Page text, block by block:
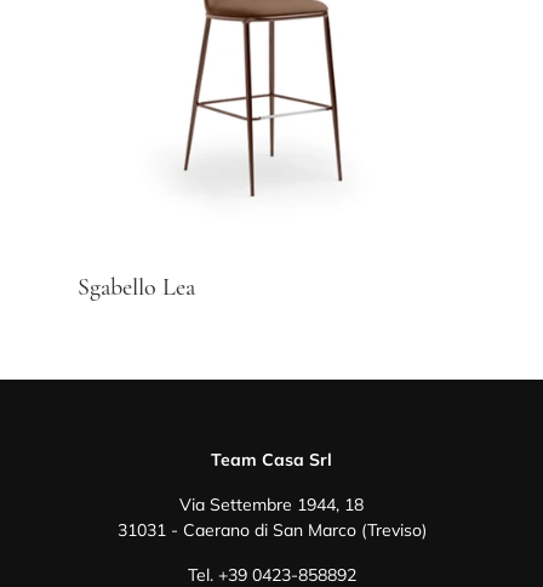
Sgabello Lea
Team Casa Srl
Via Settembre 1944, 18
31031 - Caerano di San Marco (Treviso)
Tel. +39 0423-858892